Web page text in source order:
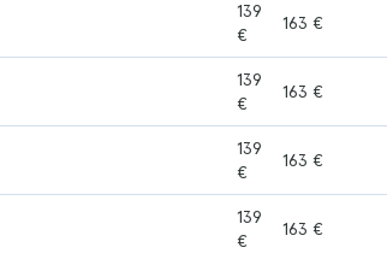
139
€
163 €
139
€
163 €
139
€
163 €
139
€
163 €